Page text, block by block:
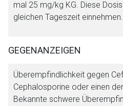
mal 25 mg/kg KG. Diese
gleichen Tageszeit einnehmen.
GEGENANZEIGEN
Überempfindlichkeit gegen
Cephalosporine oder einen
Bekannte schwere